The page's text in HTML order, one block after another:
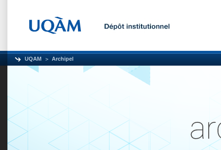
UQAM Archipel